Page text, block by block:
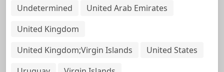
Undetermined
United Arab Emirates
United Kingdom
United Kingdom;Virgin Islands
United States